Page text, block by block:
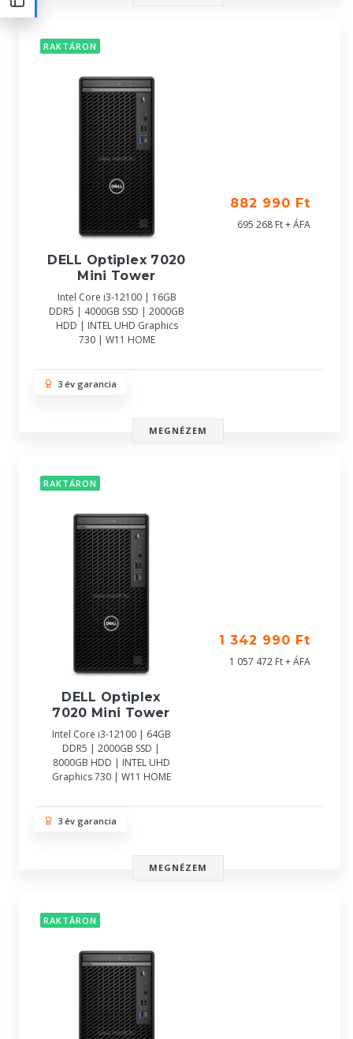
RAKTÁRON
DELL Optiplex 7020
Mini Tower
Intel Core i3-12100 | 16GB
DDR5 | 4000GB SSD | 2000GB
HDD | INTEL UHD Graphics
730 | W11 HOME
882 990 Ft
695 268 Ft + ÁFA
3 év garancia
MEGNÉZEM
RAKTÁRON
DELL Optiplex
7020 Mini Tower
Intel Core i3-12100 | 64GB
DDR5 | 2000GB SSD |
8000GB HDD | INTEL UHD
Graphics 730 | W11 HOME
1 342 990 Ft
1 057 472 Ft + ÁFA
3 év garancia
MEGNÉZEM
RAKTÁRON